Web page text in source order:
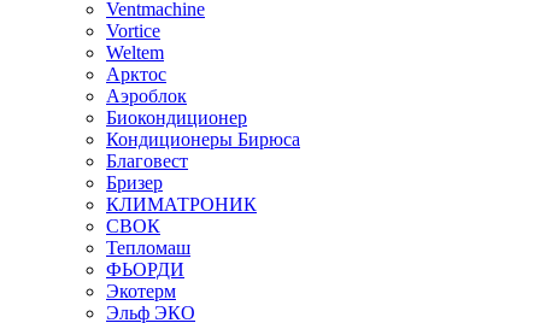
Ventmachine
Vortice
Weltem
Арктос
Аэроблок
Биокондиционер
Кондиционеры Бирюса
Благовест
Бризер
КЛИМАТРОНИК
СВОК
Тепломаш
ФЬОРДИ
Экотерм
Эльф ЭКО